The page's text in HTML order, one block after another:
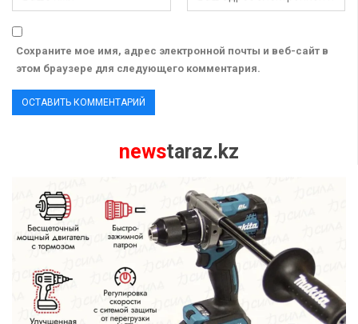
Сохраните мое имя, адрес электронной почты и веб-сайт в
этом браузере для следующего комментария.
newstaraz.kz